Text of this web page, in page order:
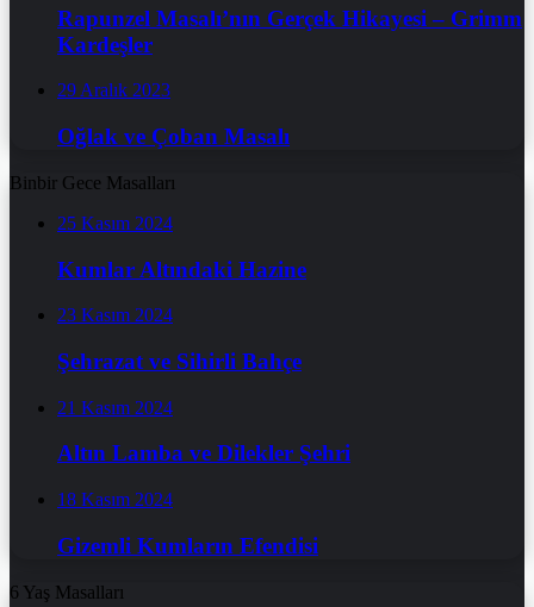
Rapunzel Masalı’nın Gerçek Hikayesi – Grimm
Kardeşler
29 Aralık 2023
Oğlak ve Çoban Masalı
Binbir Gece Masalları
25 Kasım 2024
Kumlar Altındaki Hazine
23 Kasım 2024
Şehrazat ve Sihirli Bahçe
21 Kasım 2024
Altın Lamba ve Dilekler Şehri
18 Kasım 2024
Gizemli Kumların Efendisi
6 Yaş Masalları